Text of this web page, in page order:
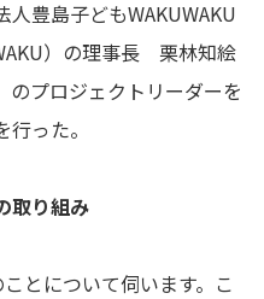
豊島子どもWAKUWAKU
）の理事長 栗林知絵
のプロジェクトリーダーを
った。
取り組み
とについて伺います。こ